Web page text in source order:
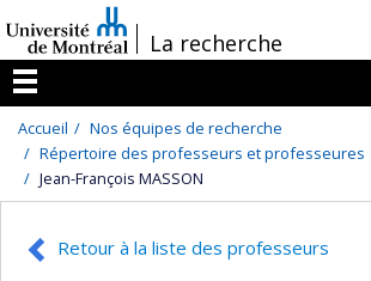
au
contenu
/La recherche
Menu
Accueil
Nos équipes de recherche
Répertoire des professeurs et professeures
Jean-François MASSON
Retour à la liste des professeurs